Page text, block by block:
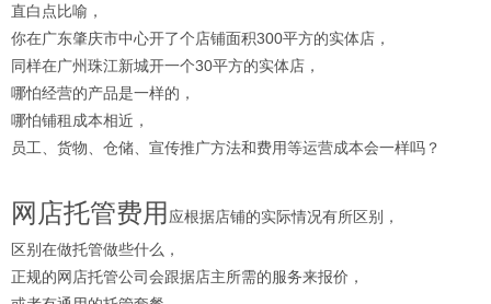
直白点比喻，
你在广东肇庆市中心开了个店铺面积300平方的实体店，
同样在广州珠江新城开一个30平方的实体店，
哪怕经营的产品是一样的，
哪怕铺租成本相近，
员工、货物、仓储、宣传推广方法和费用等运营成本会一样吗？
网店托管费用 应根据店铺的实际情况有所区别，
区别在做托管做些什么，
正规的网店托管公司会跟据店主所需的服务来报价，